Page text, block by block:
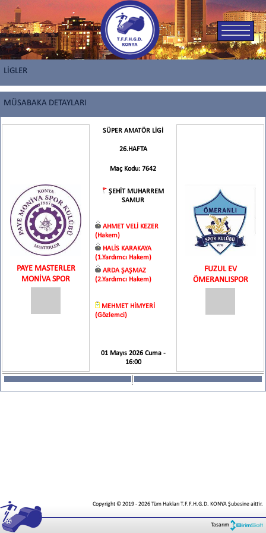
LİGLER
MÜSABAKA DETAYLARI
PAYE MASTERLER
MONİVA SPOR
SÜPER AMATÖR LİGİ
26.HAFTA
Maç Kodu: 7642
ŞEHİT MUHARREM
SAMUR
AHMET VELİ KEZER
(Hakem)
HALİS KARAKAYA
(1.Yardımcı Hakem)
ARDA ŞAŞMAZ
(2.Yardımcı Hakem)
MEHMET HİMYERİ
(Gözlemci)
01 Mayıs 2026 Cuma -
16:00
FUZUL EV
ÖMERANLISPOR
Copyright © 2019-2026Tüm Hakları T.F.F.H.G.D. KONYA Şubesine aittir.
Tasarım